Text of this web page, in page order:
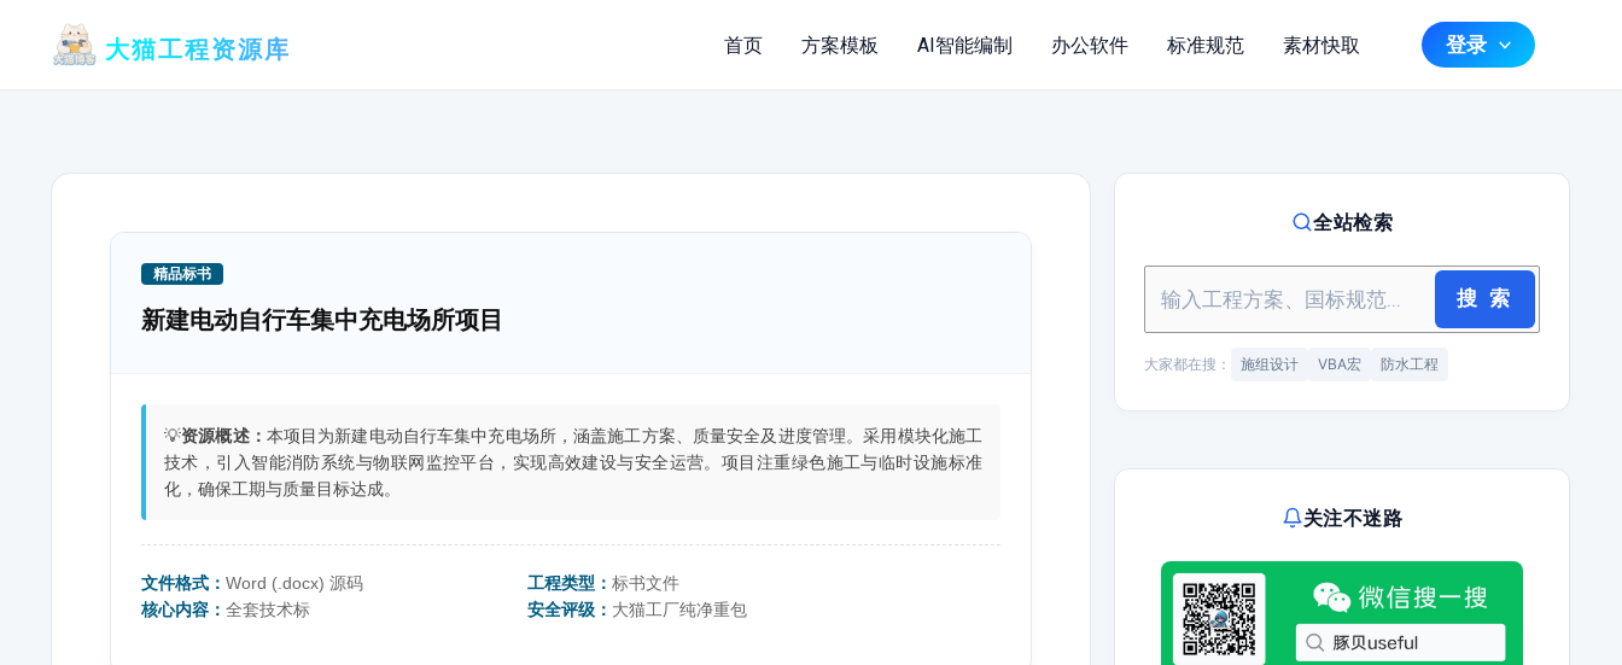
大猫工程资源库 首页 方案模板 AI智能编制 办公软件 标准规范 素材快取 登录
精品标书
新建电动自行车集中充电场所项目
💡资源概述： 本项目为新建电动自行车集中充电场所，涵盖施工方案、质量安全及进度管理。采用模块化施工
技术，引入智能消防系统与物联网监控平台，实现高效建设与安全运营。项目注重绿色施工与临时设施标准
化，确保工期与质量目标达成。
文件格式： Word (.docx) 源码 工程类型：标书文件
核心内容： 全套技术标 安全评级： 大猫工厂纯净重包
全站检索
搜 索
大家都在搜： 施组设计 VBA宏 防水工程
关注不迷路